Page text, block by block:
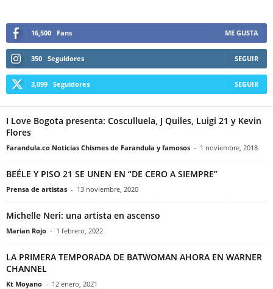
16,500 Fans ME GUSTA
350 Seguidores SEGUIR
3,099 Seguidores SEGUIR
I Love Bogota presenta: Cosculluela, J Quiles, Luigi 21 y Kevin
Flores
Farandula.co Noticias Chismes de Farandula y famosos - 1 noviembre, 2018
BEÉLE Y PISO 21 SE UNEN EN “DE CERO A SIEMPRE”
Prensa de artistas - 13 noviembre, 2020
Michelle Neri: una artista en ascenso
Marian Rojo - 1 febrero, 2022
LA PRIMERA TEMPORADA DE BATWOMAN AHORA EN WARNER
CHANNEL
Kt Moyano - 12 enero, 2021